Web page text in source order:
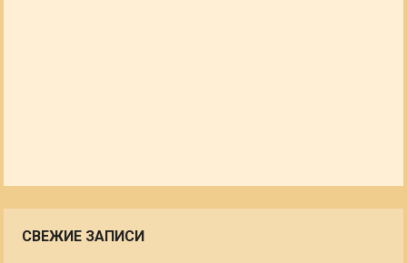
СВЕЖИЕ ЗАПИСИ